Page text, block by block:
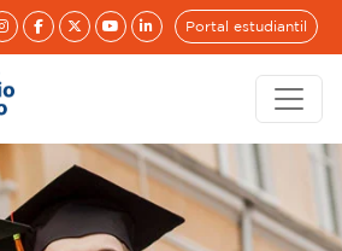
Portal estudiantil